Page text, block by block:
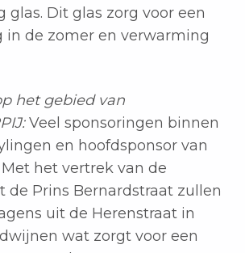
glas. Dit glas zorg voor een
in de zomer en verwarming
het gebied van
Veel sponsoringen binnen
en hoofdsponsor van
het vertrek van de
de Prins Bernardstraat zullen
uit de Herenstraat in
wat zorgt voor een